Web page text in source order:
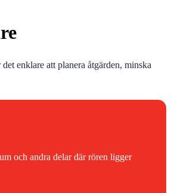
enklare att planera åtgärden, minska
och andra delar där rören ligger